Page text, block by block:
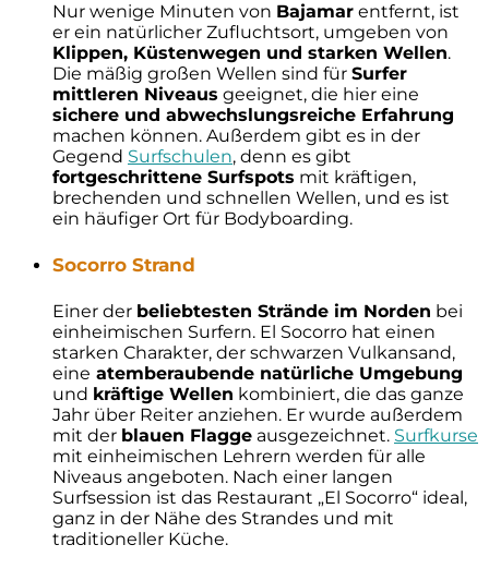
Nur wenige Minuten von Bajamar entfernt, ist
er ein natürlicher Zufluchtsort, umgeben von
Klippen, Küstenwegen und starken Wellen.
Die mäßig großen Wellen sind für Surfer
mittleren Niveaus geeignet, die hier eine
sichere und abwechslungsreiche Erfahrung
machen können. Außerdem gibt es in der
Gegend Surfschulen, denn es gibt
fortgeschrittene Surfspots mit kräftigen,
brechenden und schnellen Wellen, und es ist
ein häufiger Ort für Bodyboarding.
Socorro Strand
Einer der beliebtesten Strände im Norden bei
einheimischen Surfern. El Socorro hat einen
starken Charakter, der schwarzen Vulkansand,
eine atemberaubende natürliche Umgebung
und kräftige Wellen kombiniert, die das ganze
Jahr über Reiter anziehen. Er wurde außerdem
mit der blauen Flagge ausgezeichnet. Surfkurse
mit einheimischen Lehrern werden für alle
Niveaus angeboten. Nach einer langen
Surfsession ist das Restaurant „El Socorro“ ideal,
ganz in der Nähe des Strandes und mit
traditioneller Küche.